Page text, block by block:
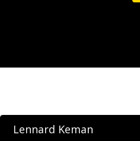
Lennard Keman